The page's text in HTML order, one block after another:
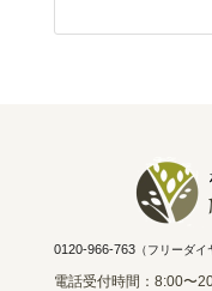
0120-966-763（フリーダイ
電話受付時間：8:00〜